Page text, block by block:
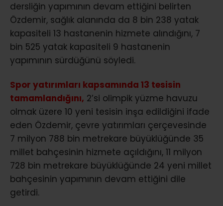
dersliğin yapımının devam ettiğini belirten
Özdemir, sağlık alanında da 8 bin 238 yatak
kapasiteli 13 hastanenin hizmete alındığını, 7
bin 525 yatak kapasiteli 9 hastanenin
yapımının sürdüğünü söyledi.
Spor yatırımları kapsamında 13 tesisin
tamamlandığını, 2’si olimpik yüzme havuzu
olmak üzere 10 yeni tesisin inşa edildiğini ifade
eden Özdemir, çevre yatırımları çerçevesinde
7 milyon 788 bin metrekare büyüklüğünde 35
millet bahçesinin hizmete açıldığını, 11 milyon
728 bin metrekare büyüklüğünde 24 yeni millet
bahçesinin yapımının devam ettiğini dile
getirdi.